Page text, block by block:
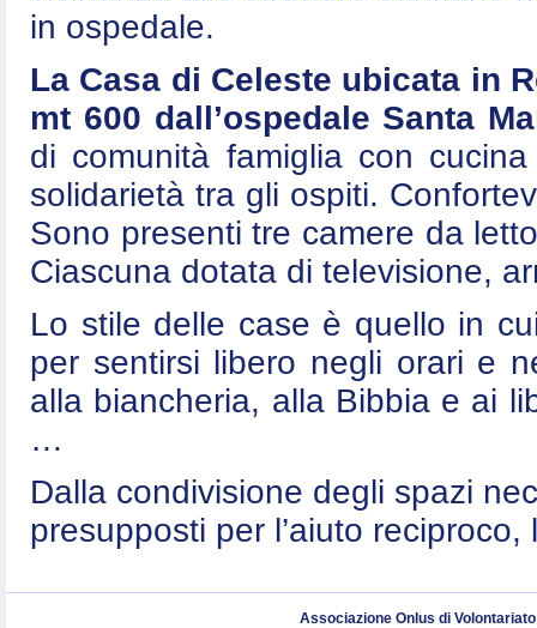
in ospedale.
La Casa di Celeste ubicata in
mt 600 dall’ospedale Santa
di comunità famiglia con
solidarietà tra gli ospiti.
Sono presenti tre camere da
Ciascuna dotata di televisione,
Lo stile delle case è quello in
per sentirsi libero negli orari e
alla biancheria, alla Bibbia e ai
…
Dalla condivisione degli spazi
presupposti per l’aiuto
Associazione Onlus di